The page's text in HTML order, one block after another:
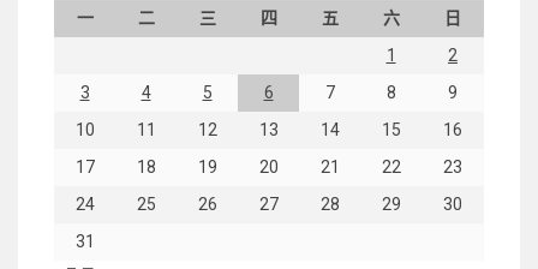
一 二 三 四 五 六
日
1
2
3
4 5 6 7 8
9
10
11 12 13 14 15
16
17
18 19 20 21 22
23
24
25 26 27 28 29
30
31